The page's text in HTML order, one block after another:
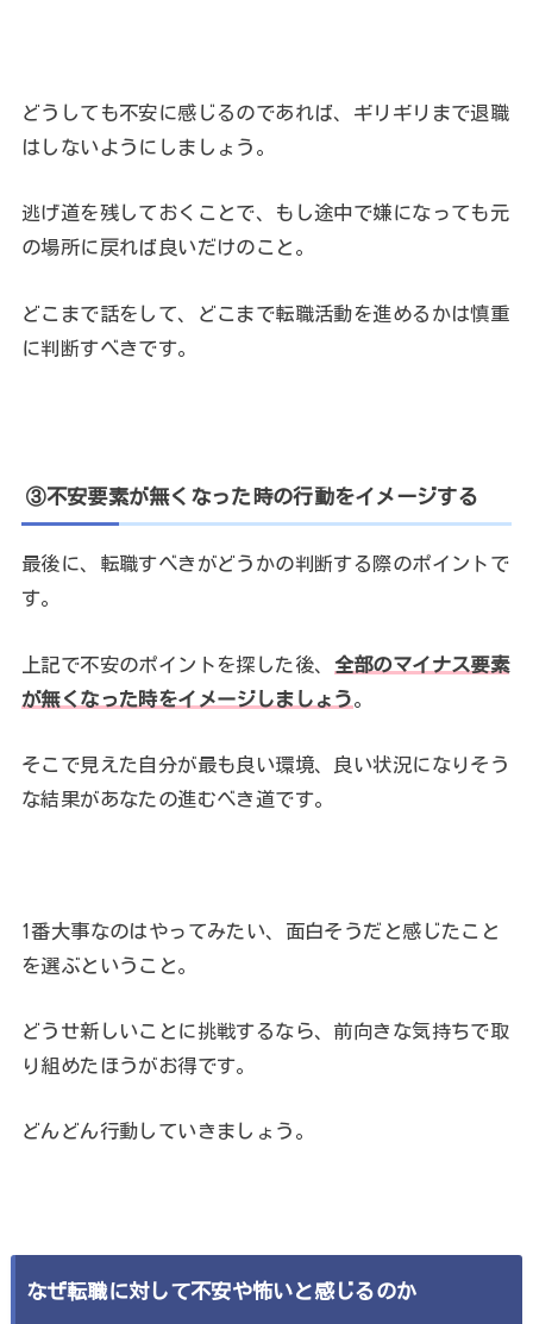
どうしても不安に感じるのであれば、ギリギリまで退職
はしないようにしましょう。
逃げ道を残しておくことで、もし途中で嫌になっても元
の場所に戻れば良いだけのこと。
どこまで話をして、どこまで転職活動を進めるかは慎重
に判断すべきです。
③不安要素が無くなった時の行動をイメージする
最後に、転職すべきがどうかの判断する際のポイントで
す。
上記で不安のポイントを探した後、 全部のマイナス要素
が無くなった時をイメージしましょう。
そこで見えた自分が最も良い環境、良い状況になりそう
な結果があなたの進むべき道です。
1番大事なのはやってみたい、面白そうだと感じたこと
を選ぶということ。
どうせ新しいことに挑戦するなら、前向きな気持ちで取
り組めたほうがお得です。
どんどん行動していきましょう。
なぜ転職に対して不安や怖いと感じるのか